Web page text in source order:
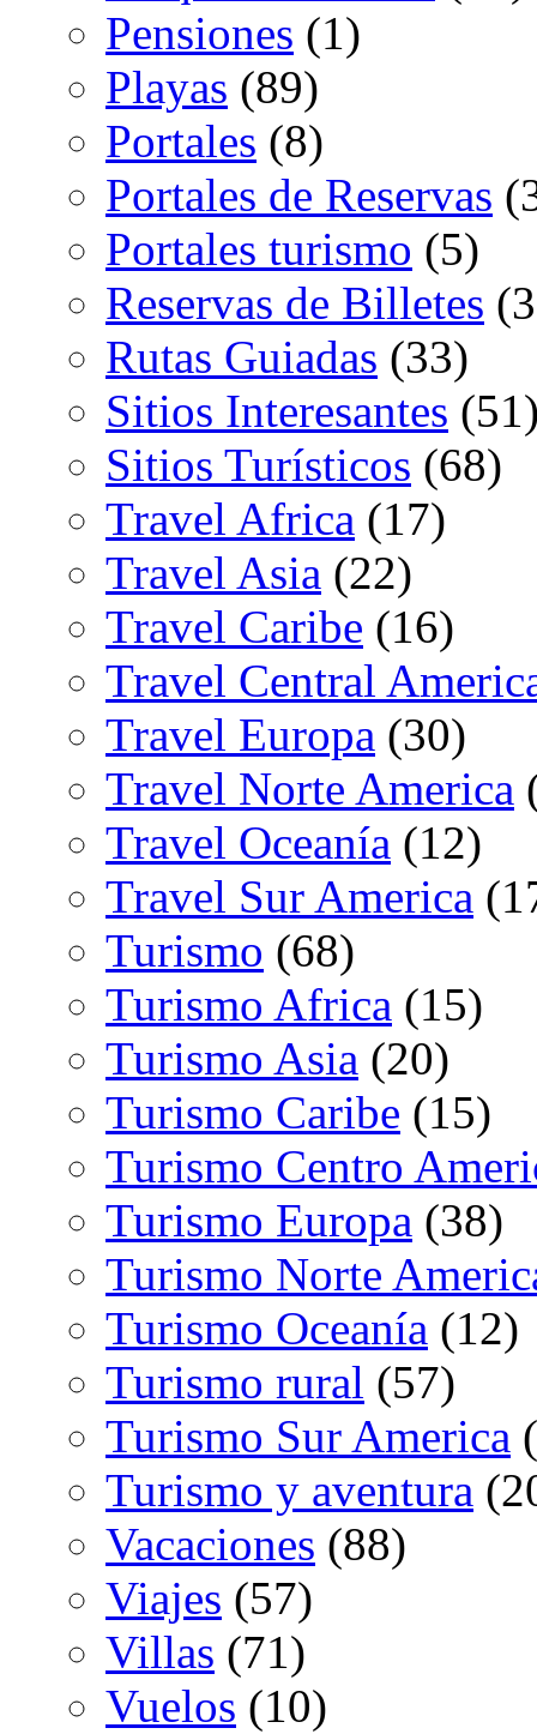
Pensiones (1)
Playas (89)
Portales (8)
Portales de Reservas
Portales turismo (5)
Reservas de Billetes
Rutas Guiadas (33)
Sitios Interesantes
Sitios Turísticos (68)
Travel Africa (17)
Travel Asia (22)
Travel Caribe (16)
Travel Central
Travel Europa (30)
Travel Norte America
Travel Oceanía (12)
Travel Sur America
Turismo (68)
Turismo Africa (15)
Turismo Asia (20)
Turismo Caribe (15)
Turismo Centro
Turismo Europa (38)
Turismo Norte
Turismo Oceanía (12)
Turismo rural (57)
Turismo Sur America
Turismo y aventura
Vacaciones (88)
Viajes (57)
Villas (71)
Vuelos (10)